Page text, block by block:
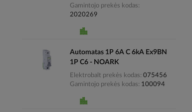
Gamintojo prekės kodas
2020269
Automatas 1P 6A C 6kA Ex9BN
1P C6 - NOARK
Elektrobalt prekės kodas 075456
Gamintojo prekės kodas
100094